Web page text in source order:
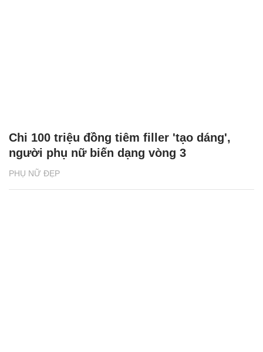
PHỤ NỮ ĐẸP
Chi 100 triệu đồng tiêm filler 'tạo dáng',
người phụ nữ biến dạng vòng 3